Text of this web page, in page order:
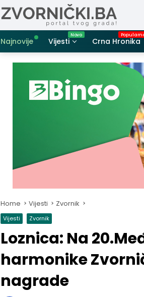
Najnovije
Vijesti Crna Hronika
Home Vijesti Zvornik
Vijesti Zvornik
Loznica: Na
harmonike
nagrade